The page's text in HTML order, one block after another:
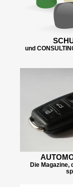
und
Die Magazine,